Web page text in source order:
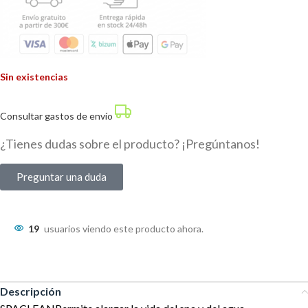
Sin existencias
Consultar gastos de envío
¿Tienes dudas sobre el producto? ¡Pregúntanos!
Preguntar una duda
19 usuarios viendo este producto ahora.
Descripción